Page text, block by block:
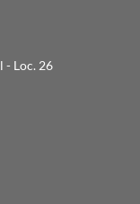
- Loc. 26